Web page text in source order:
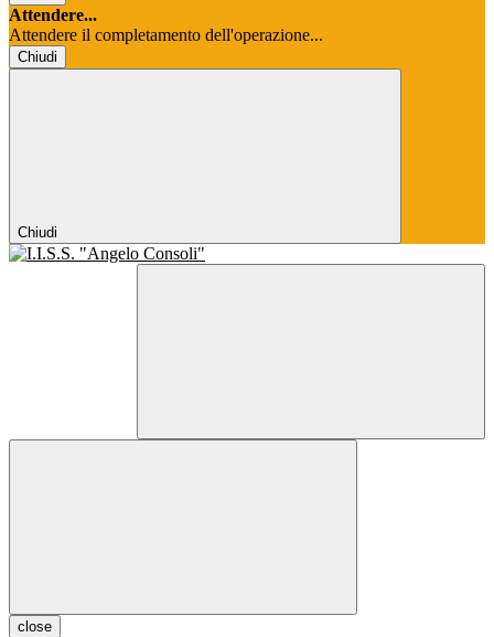
Attendere...
Attendere il completamento dell'operazione...
Chiudi
Chiudi
close